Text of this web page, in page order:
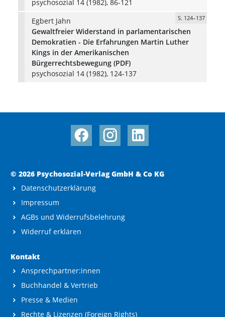
psychosozial 14 (1982), 86-121
Egbert Jahn
S. 124–137
Gewaltfreier Widerstand in parlamentarischen
Demokratien - Die Erfahrungen Martin Luther
Kings in der Amerikanischen
Bürgerrechtsbewegung (PDF)
psychosozial 14 (1982), 124-137
© 2026 Psychosozial-Verlag GmbH & Co KG
Datenschutzerklärung
Impressum
AGBs und Widerrufsbelehrung
Widerruf erklären
Kontakt
Ansprechpartner:innen
Buchhandel & Vertrieb
Presse & Medien
Rechte & Lizenzen (Foreign Rights)